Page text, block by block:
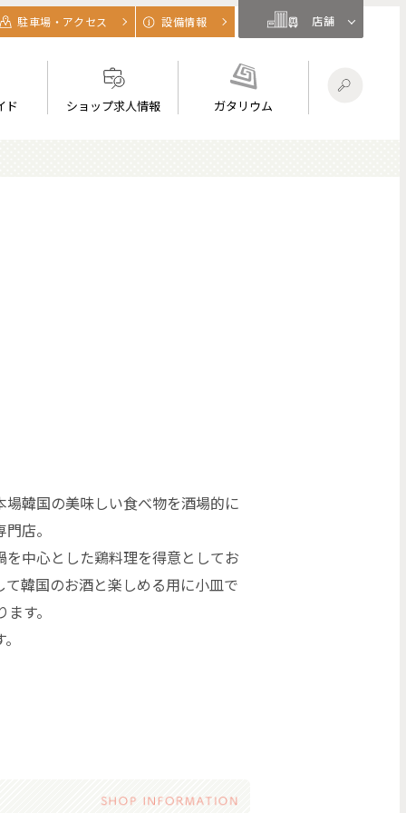
ド ショップ求人情報 ガタリウム
駐車場・アクセス 設備情報 店舗
韓国の美味しい食べ物を酒場的に
店。
中心とした鶏料理を得意としてお
韓国のお酒と楽しめる用に小皿で
す。